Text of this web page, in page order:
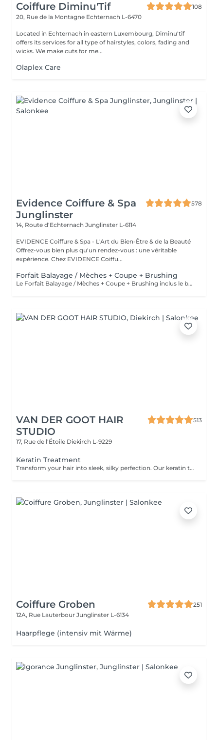
Coiffure Diminu'Tif
108
20, Rue de la Montagne Echternach L-6470
Located in Echternach in eastern Luxembourg, Diminu'tif
offers its services for all type of hairstyles, colors, fading and
wicks. We make cuts for me...
Olaplex Care
Evidence Coiffure & Spa
Junglinster
578
14, Route d‘Echternach Junglinster L-6114
EVIDENCE Coiffure & Spa - L'Art du Bien-Être & de la Beauté
Offrez-vous bien plus qu'un rendez-vous : une véritable
expérience. Chez EVIDENCE Coiffu...
Forfait Balayage / Mèches + Coupe + Brushing
Le Forfait Balayage / Mèches + Coupe + Brushing inclus le balayage, le traitement, la coupe, le brushing, le shampoing et le soin. Le prix pourra varier en fonction de la longueur des cheveux. Pour tout renseignement complémentaire, n'hésitez pas à nous appeler.
VAN DER GOOT HAIR
STUDIO
513
17, Rue de l'Étoile Diekirch L-9229
Keratin Treatment
Transform your hair into sleek, silky perfection. Our keratin treatment smooths the hair, tames flyaways, and makes styling easier, leaving your hair soft, manageable, and glossy. Results last 3–5 months, keeping your hair smooth, polished, and easy to style.
Coiffure Groben
251
12A, Rue Lauterbour Junglinster L-6134
Haarpflege (intensiv mit Wärme)